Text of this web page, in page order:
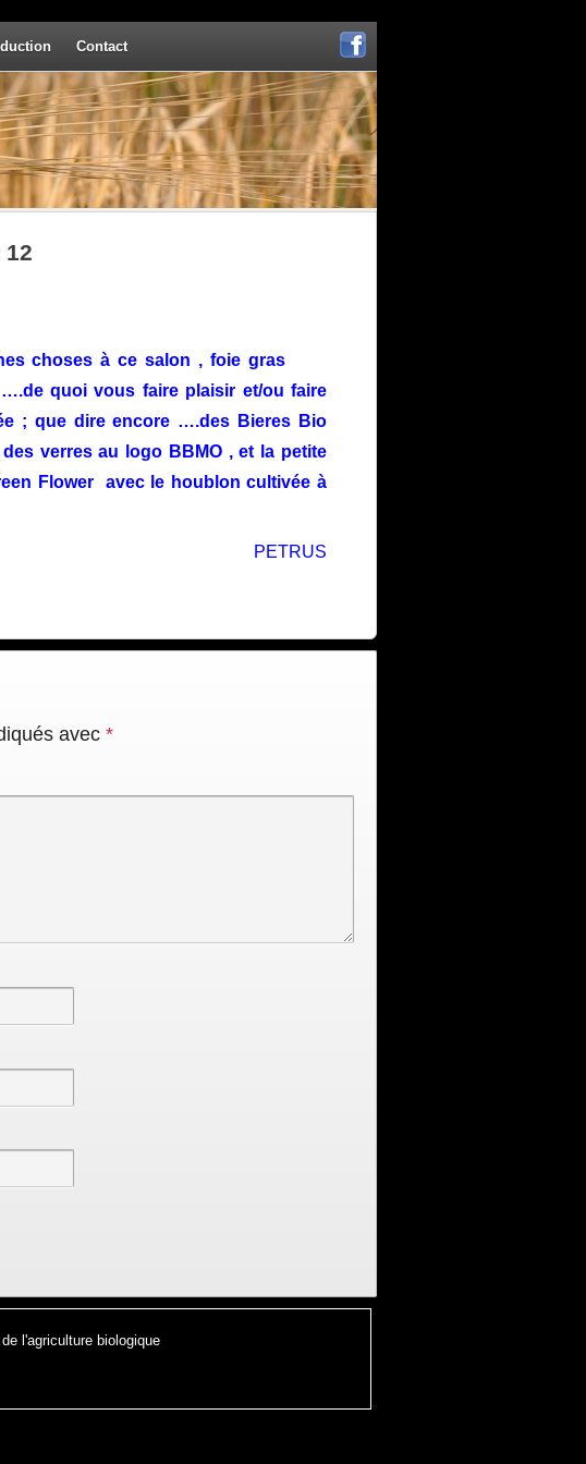
Contact
choses à ce salon , foie gras
quoi vous faire plaisir et/ou faire
; que dire encore ….des Bieres Bio
verres au logo BBMO , et la petite
Flower avec le houblon cultivée à
PETRUS
avec *
l'agriculture biologique